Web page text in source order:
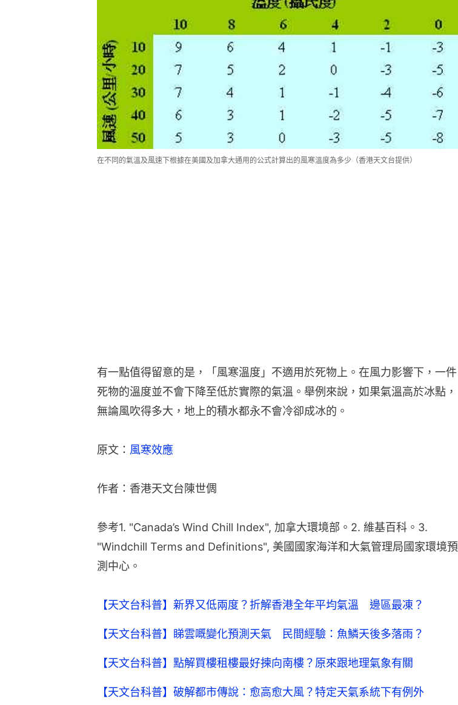
在不同的氣溫及風速下根據在美國及加拿大通用的公式計算出的風寒溫度為多少（香港天文台提供）
有一點值得留意的是，「風寒溫度」不適用於死物上。在風力影響下，一件
死物的溫度並不會下降至低於實際的氣溫。舉例來說，如果氣溫高於冰點，
無論風吹得多大，地上的積水都永不會冷卻成冰的。
原文： 風寒效應
作者：香港天文台陳世倜
參考1. "Canada’s Wind Chill Index", 加拿大環境部。2. 維基百科。3.
"Windchill Terms and Definitions", 美國國家海洋和大氣管理局國家環境預
測中心。
【天文台科普】新界又低兩度？折解香港全年平均氣溫 邊區最凍？
【天文台科普】睇雲嘅變化預測天氣 民間經驗：魚鱗天後多落雨？
【天文台科普】點解買樓租樓最好揀向南樓？原來跟地理氣象有關
【天文台科普】破解都市傳說：愈高愈大風？特定天氣系統下有例外